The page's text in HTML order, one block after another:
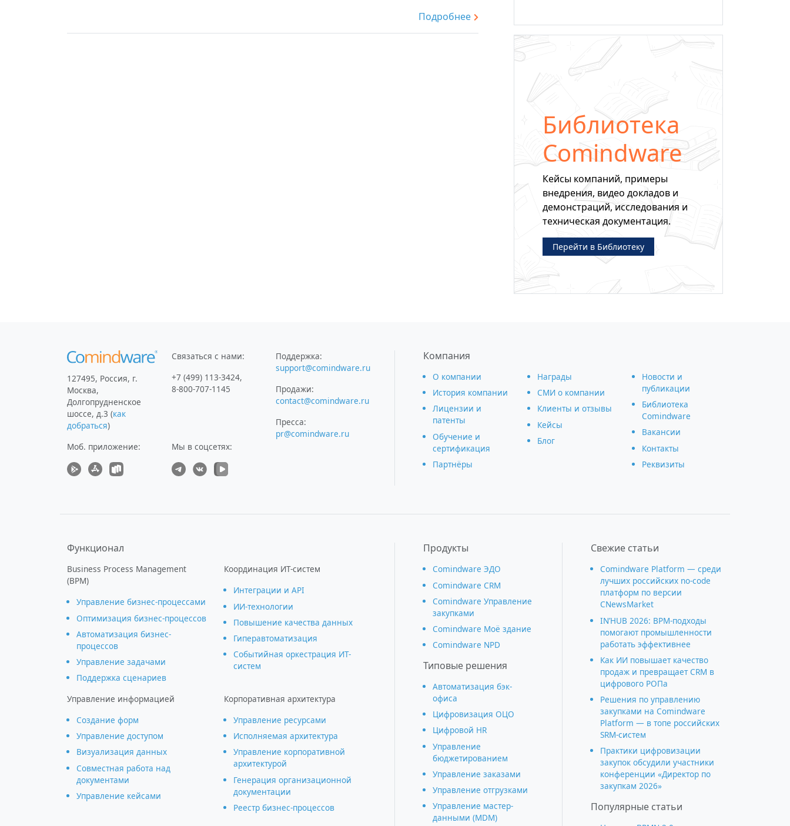
Подробнее
Библиотека
Comindware
Кейсы компаний, примеры
внедрения, видео докладов и
демонстраций, исследования и
техническая документация.
Перейти в Библиотеку
127495, Россия, г.
Москва,
Долгопрудненское
шоссе, д.3 (как
добраться)
Связаться с нами:
+7 (499) 113-3424,
8-800-707-1145
Моб. приложение: Мы в соцсетях:
Поддержка:
support@comindware.ru
Продажи:
contact@comindware.ru
Пресса:
pr@comindware.ru
Компания
О компании
История компании
Лицензии и
патенты
Обучение и
сертификация
Партнёры
Награды
СМИ о компании
Клиенты и отзывы
Кейсы
Блог
Новости и
публикации
Библиотека
Comindware
Вакансии
Контакты
Реквизиты
Функционал
Business Process Management
(BPM)
Управление бизнес-процессами
Оптимизация бизнес-процессов
Автоматизация бизнес-
процессов
Управление задачами
Поддержка сценариев
Координация ИТ-систем
Интеграции и АРІ
ИИ-технологии
Повышение качества данных
Гиперавтоматизация
Событийная оркестрация ИТ-
систем
Управление информацией
Создание форм
Управление доступом
Визуализация данных
Совместная работа над
документами
Управление кейсами
Корпоративная архитектура
Управление ресурсами
Исполняемая архитектура
Управление корпоративной
архитектурой
Генерация организационной
документации
Реестр бизнес-процессов
Продукты
Comindware ЭДО
Comindware CRM
Comindware Управление
закупками
Comindware Моё здание
Comindware NPD
Типовые решения
Автоматизация бэк-
офиса
Цифровизация ОЦО
Цифровой HR
Управление
бюджетированием
Управление заказами
Управление отгрузками
Управление мастер-
данными (MDM)
Свежие статьи
Comindware Platform — среди
лучших российских no-code
платформ по версии
CNewsMarket
IN’HUB 2026: BPM-подходы
помогают промышленности
работать эффективнее
Как ИИ повышает качество
продаж и превращает CRM в
цифрового РОПа
Решения по управлению
закупками на Comindware
Platform — в топе российских
SRM-систем
Практики цифровизации
закупок обсудили участники
конференции «Директор по
закупкам 2026»
Популярные статьи